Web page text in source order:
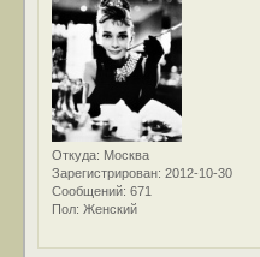
Откуда: Москва
Зарегистрирован: 2012-10-30
Сообщений: 671
Пол: Женский